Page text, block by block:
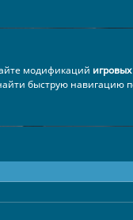
модификаций
быструю навигацию